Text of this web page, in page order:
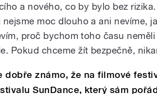
a nového, co by bylo bez
nejsme moc dlouho a ani nevíme,
proč bychom toho času
Pokud chceme žít bezpečně,
dobře známo, že na filmové
SunDance, který sám